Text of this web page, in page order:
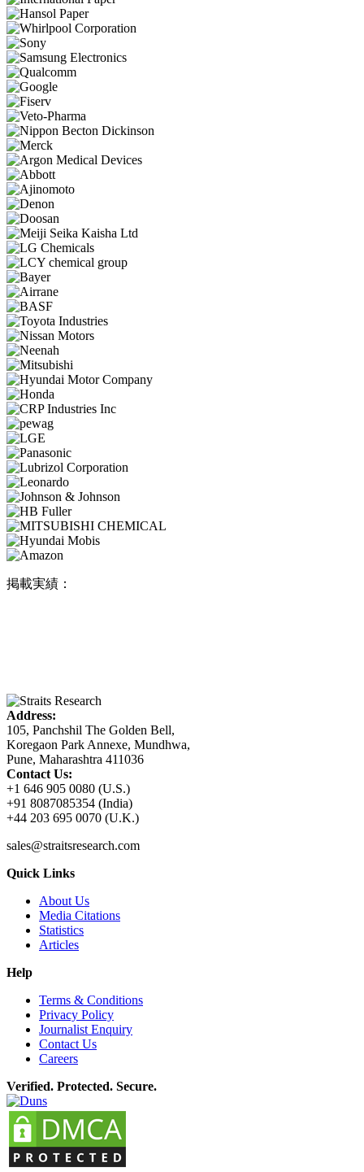
掲載実績：
Address:
105, Panchshil The Golden Bell,
Koregaon Park Annexe, Mundhwa,
Pune, Maharashtra 411036
Contact Us:
+1 646 905 0080 (U.S.)
+91 8087085354 (India)
+44 203 695 0070 (U.K.)
sales@straitsresearch.com
Quick Links
About Us
Media Citations
Statistics
Articles
Help
Terms & Conditions
Privacy Policy
Journalist Enquiry
Contact Us
Careers
Verified. Protected. Secure.